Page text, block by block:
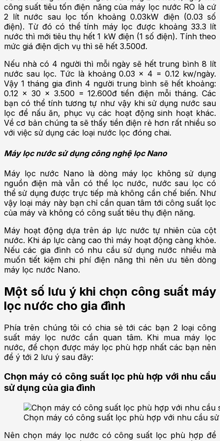
công suất tiêu tốn điện năng của máy lọc nước RO là cứ
2 lít nước sau lọc tốn khoảng 0.03kW điện (0.03 số
điện). Từ đó có thể tính máy lọc được khoảng 33.3 lít
nước thì mới tiêu thụ hết 1 kW điện (1 số điện). Tính theo
mức giá điện dịch vụ thì sẽ hết 3.500đ.
Nếu nhà có 4 người thì mỗi ngày sẽ hết trung bình 8 lít
nước sau lọc. Tức là khoảng 0.03 x 4 = 0.12 kw/ngày.
Vậy 1 tháng gia đình 4 người trung bình sẽ hết khoảng:
0.12 x 30 x 3.500 = 12.600đ tiền điện mỗi tháng. Các
bạn có thể tính tương tự như vậy khi sử dụng nước sau
lọc để nấu ăn, phục vụ các hoạt động sinh hoạt khác.
Về cơ bản chúng ta sẽ thấy tiền điện rẻ hơn rất nhiều so
với việc sử dụng các loại nước lọc đóng chai.
Máy lọc nước sử dụng công nghệ lọcNano
Máy lọc nước Nano là dòng máy lọc không sử dụng
nguồn điện mà vẫn có thể lọc nước, nước sau lọc có
thể sử dụng được trực tiếp mà không cần chế biến. Như
vậy loại máy này bạn chỉ cần quan tâm tới công suất lọc
của máy và không có công suất tiêu thụ điện năng.
Máy hoạt động dựa trên áp lực nước tự nhiên của cột
nước. Khi áp lực càng cao thì máy hoạt động càng khỏe.
Nếu các gia đình có nhu cầu sử dụng nước nhiều mà
muốn tiết kiệm chi phí điện năng thì nên ưu tiên dòng
máy lọc nước Nano.
Một số lưu ý khi chọn công suất máy
lọc nước cho gia đình
Phía trên chúng tôi có chia sẻ tới các bạn 2 loại công
suất máy lọc nước cần quan tâm. Khi mua máy lọc
nước, để chọn được máy lọc phù hợp nhất các bạn nên
để ý tới 2 lưu ý sau đây:
Chọn máy có công suất lọc phù hợp với nhu cầu
sử dụng của gia đình
Chọn máy có công suất lọc phù hợp với nhu cầu
Nên chọn máy lọc nước có công suất lọc phù hợp để